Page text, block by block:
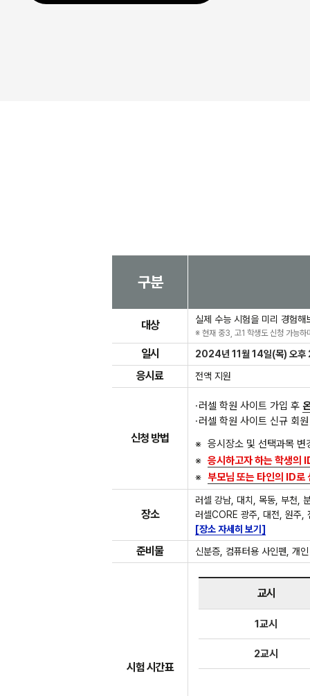
구분
대상 실제 수능 시험을 미리 경험
※ 현재 중3, 고1 학생도 신청 가능하
일시 2024년 11월 14일(목) 오후
응시료 전액 지원
신청 방법
러셀 학원 사이트 가입 후
러셀 학원 사이트 신규 회
응시장소 및 선택과목
응시하고자 하는 학생의
부모님 또는 타인의 ID로
장소
러셀 강남, 대치, 목동, 부천,
러셀CORE 광주, 대전, 원주,
[장소 자세히 보기]
준비물 신분증, 컴퓨터용 사인펜, 개
시험 시간표
교시
1교시
2교시